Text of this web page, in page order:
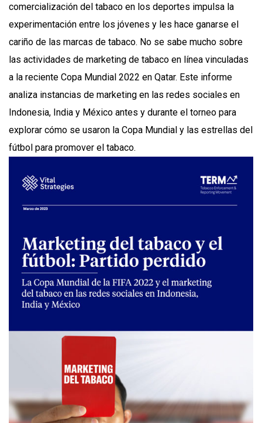
comercialización del tabaco en los deportes impulsa la
experimentación entre los jóvenes y les hace ganarse el
cariño de las marcas de tabaco. No se sabe mucho sobre
las actividades de marketing de tabaco en línea vinculadas
a la reciente Copa Mundial 2022 en Qatar. Este informe
analiza instancias de marketing en las redes sociales en
Indonesia, India y México antes y durante el torneo para
explorar cómo se usaron la Copa Mundial y las estrellas del
fútbol para promover el tabaco.